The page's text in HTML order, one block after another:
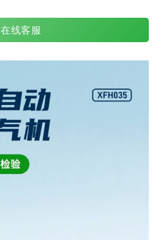
在线客服